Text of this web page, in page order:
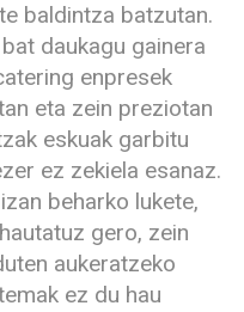
baldintza batzutan.
daukagu gainera
enpresek
eta zein preziotan
eskuak garbitu
ez zekiela esanaz.
beharko lukete,
gero, zein
aukeratzeko
ez du hau